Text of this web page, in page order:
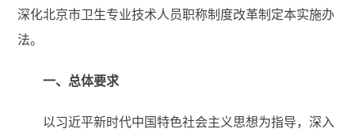
深化北京市卫生专业技术人员职称制度改革制定本实施办
法。
一、总体要求
以习近平新时代中国特色社会主义思想为指导，深入